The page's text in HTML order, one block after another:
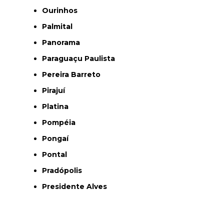
Ourinhos
Palmital
Panorama
Paraguaçu Paulista
Pereira Barreto
Pirajuí
Platina
Pompéia
Pongaí
Pontal
Pradópolis
Presidente Alves